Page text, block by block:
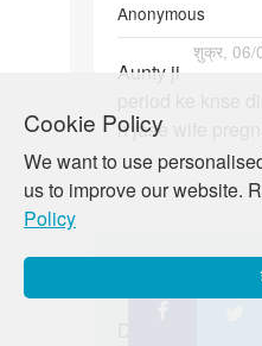
Cookie Policy
We want to use
us to improve our website.
Policy
Anonymous
शुक्र, 06/
Aunty
period
ke
knse
Aunty ji
h jase wife
शुक्र, 06/
reply
Dekho bête yeh